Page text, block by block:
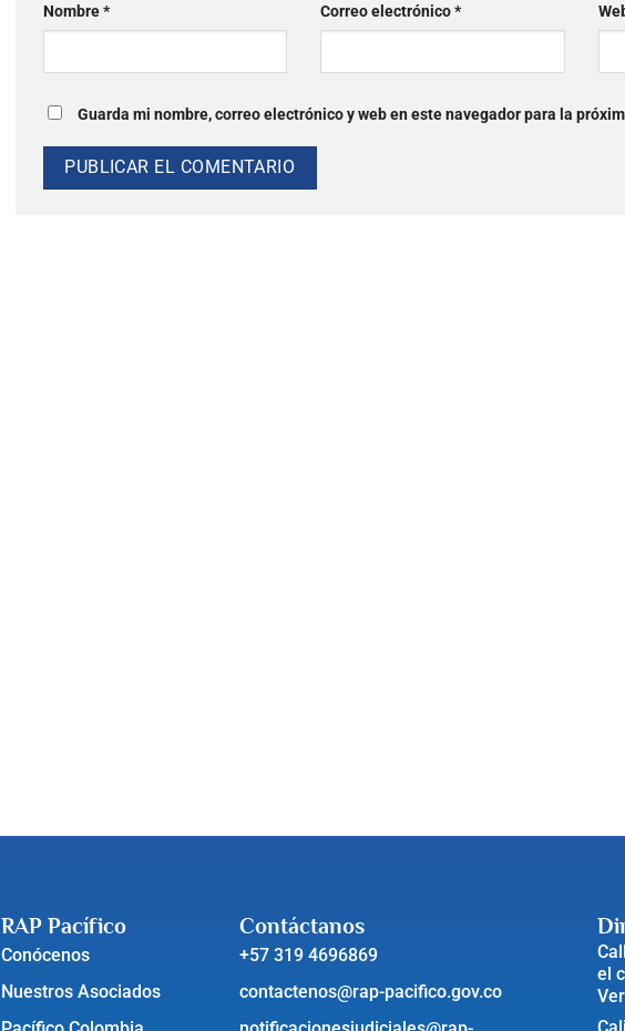
Nombre* Correo electrónico*
Guarda mi nombre, correo electrónico y web en este navegador para la
RAP Pacífico
Conócenos
Nuestros Asociados
Contáctanos
+57 319 4696869
contactenos@rap-pacifico.gov.co
el